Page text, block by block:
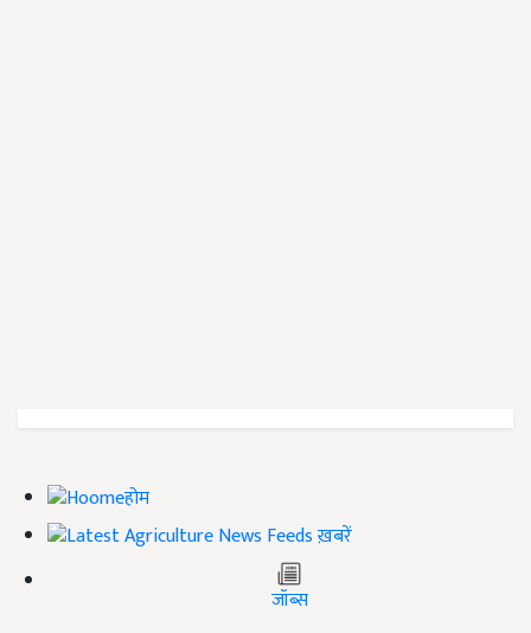
होम
ख़बरें
जॉब्स